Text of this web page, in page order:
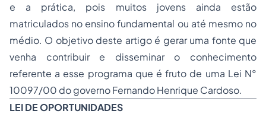
e a prática, pois muitos jovens ainda estão
matriculados no ensino fundamental ou até mesmo no
médio. O objetivo deste artigo é gerar uma fonte que
venha contribuir e disseminar o conhecimento
referente a esse programa que é fruto de uma Lei N°
10097/00 do governo Fernando Henrique Cardoso.
LEI DE OPORTUNIDADES